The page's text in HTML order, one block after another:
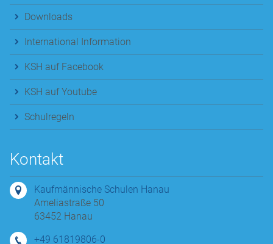
Downloads
International Information
KSH auf Facebook
KSH auf Youtube
Schulregeln
Kontakt
Kaufmännische Schulen Hanau
Ameliastraße 50
63452 Hanau
+49 61819806-0